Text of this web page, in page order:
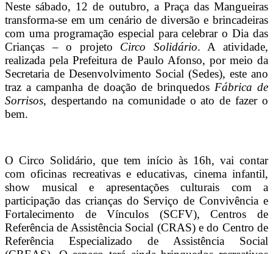
Neste sábado, 12 de outubro, a Praça das Mangueiras
transforma-se em um cenário de diversão e brincadeiras
com uma programação especial para celebrar o Dia das
Crianças – o projeto Circo Solidário. A atividade,
realizada pela Prefeitura de Paulo Afonso, por meio da
Secretaria de Desenvolvimento Social (Sedes), este ano
traz a campanha de doação de brinquedos Fábrica de
Sorrisos, despertando na comunidade o ato de fazer o
bem.
O Circo Solidário, que tem início às 16h, vai contar
com oficinas recreativas e educativas, cinema infantil,
show musical e apresentações culturais com a
participação das crianças do Serviço de Convivência e
Fortalecimento de Vínculos (SCFV), Centros de
Referência de Assistência Social (CRAS) e do Centro de
Referência Especializado de Assistência Social